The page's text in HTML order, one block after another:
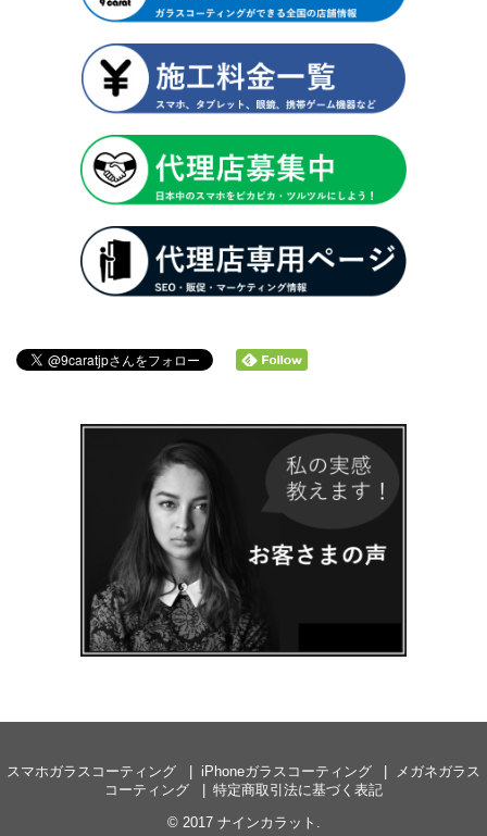
スマホガラスコーティング iPhoneガラスコーティング
メガネガラス
コーティング
特定商取引法に基づく表記
© 2017 ナインカラット